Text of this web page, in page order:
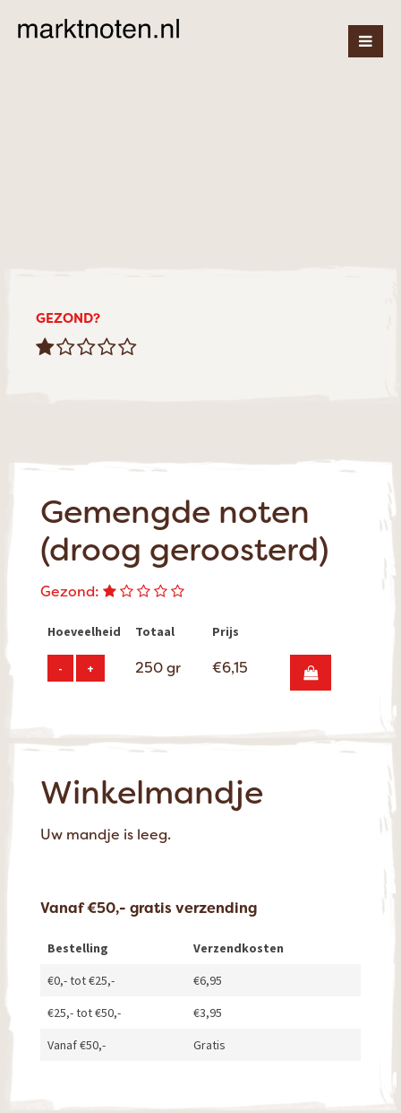
GEZOND?
Gemengde noten
(droog geroosterd)
Gezond:
Hoeveelheid Totaal Prijs
- + 250gr €6,15
Winkelmandje
Uw mandje is leeg.
Vanaf €50,- gratis verzending
Bestelling
Verzendkosten
€0,- tot €25,-
€6,95
€25,- tot €50,-
€3,95
Vanaf €50,-
Gratis